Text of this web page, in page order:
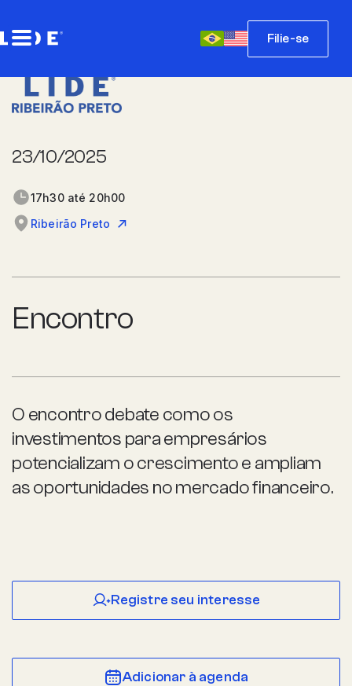
Filie-se
23/10/2025
17h30 até 20h00
Ribeirão Preto
Encontro
O encontro debate como os
investimentos para empresários
potencializam o crescimento e ampliam
as oportunidades no mercado financeiro.
Registre seu interesse
Adicionar à agenda